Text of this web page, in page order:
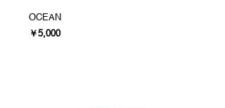
OCEAN
価格
￥5,000